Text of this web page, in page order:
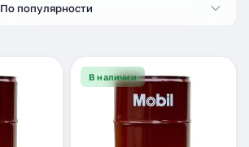
По популярности
В наличии